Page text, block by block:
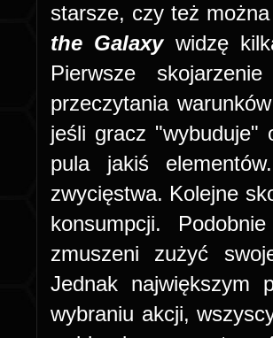
starsze, czy też
the Galaxywidzę
Pierwsze
przeczytania
jeśli gracz "wybuduje"
pula jakiś
zwycięstwa. Kolejne
konsumpcji.
zmuszeni zużyć
Jednak największym
wybraniu akcji,